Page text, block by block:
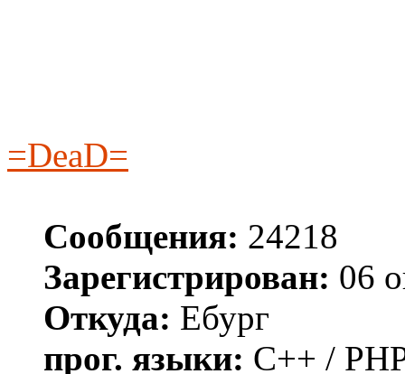
=DeaD=
Сообщения: 24218
Зарегистрирован: 06
Откуда: Ебург
прог. языки: C++ /